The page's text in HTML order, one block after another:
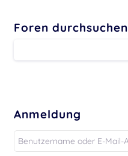
Foren durchsuchen
Anmeldung